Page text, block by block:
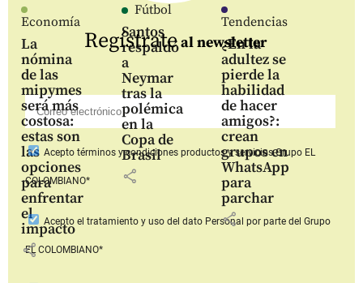
Economía
La
nómina
de las
mipymes
será más
costosa:
estas son
las
opciones
para
enfrentar
el
impacto
share
Fútbol
Santos
respaldó
a
Neymar
tras la
polémica
en la
Copa de
Brasil
share
Tendencias
¿En la
adultez se
pierde la
habilidad
de hacer
amigos?:
crean
grupos en
WhatsApp
para
parchar
share
Regístrateal newsletter
Aceptotérminos y condiciones productos y serviciosGrupo EL
COLOMBIANO*
Acepto el tratamiento y uso del dato Personal por parte del Grupo
EL COLOMBIANO*